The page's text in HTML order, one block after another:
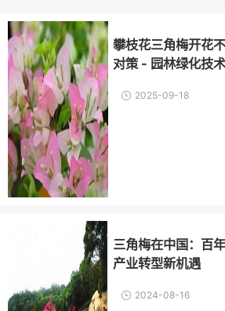
攀枝花三角梅开花
对策 - 园林绿化技
2025-09-18
三角梅在中国：百
产业转型新机遇
2024-08-16